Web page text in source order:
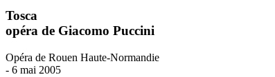
Tosca
opéra de Giacomo Puccini
Opéra de Rouen Haute-Normandie
- 6 mai 2005